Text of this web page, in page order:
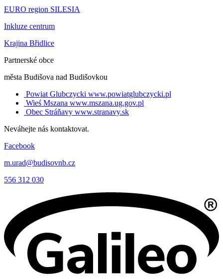
EURO region SILESIA
Inkluze centrum
Krajina Břidlice
Partnerské obce
města Budišova nad Budišovkou
Powiat Glubczycki www.powiatglubczycki.pl
Wieś Mszana www.mszana.ug.gov.pl
Obec Stráňavy www.stranavy.sk
Neváhejte nás kontaktovat.
Facebook
m.urad@budisovnb.cz
556 312 030